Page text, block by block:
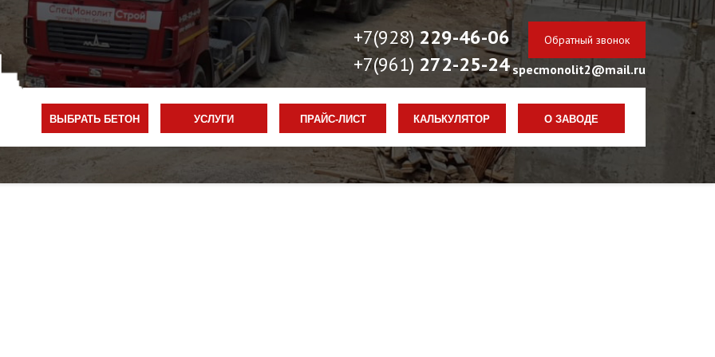
+7(928) 229-46-06
+7(961) 272-25-24
Обратный звонок
specmonolit2@mail.ru
ВЫБРАТЬ БЕТОН УСЛУГИ ПРАЙС-ЛИСТ КАЛЬКУЛЯТОР О ЗАВОДЕ